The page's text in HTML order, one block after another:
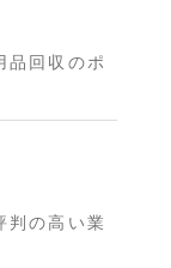
品回収のポ
判の高い業